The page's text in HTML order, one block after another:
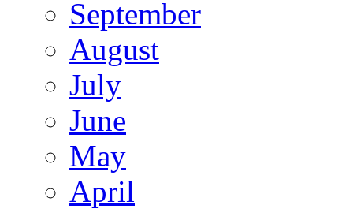
September
August
July
June
May
April